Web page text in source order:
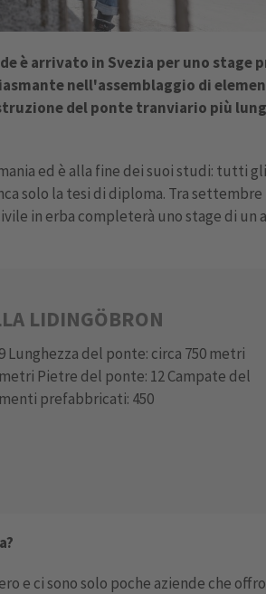
è arrivato in Svezia per uno stage
nell'assemblaggio di
del ponte tranviario più
ed è alla fine dei suoi studi: tutti
solo la tesi di diploma. Tra settembre
in erba completerà uno stage di un
LIDINGÖBRON
Lunghezza del ponte: circa 750 metri
Pietre del ponte: 12 Campate del
prefabbricati: 450
e ci sono solo poche aziende che